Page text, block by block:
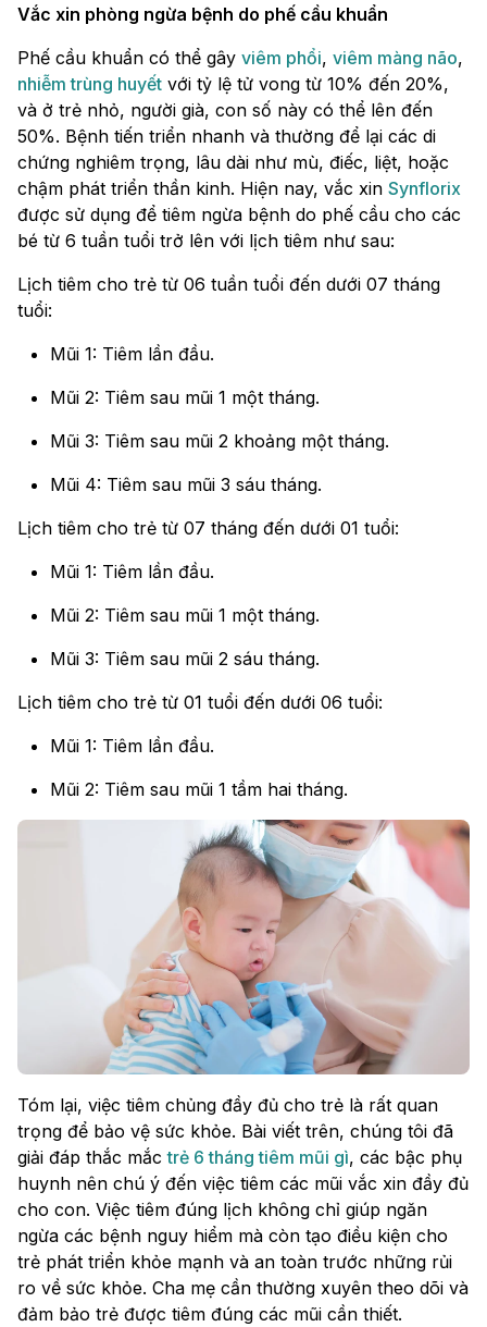
Vắc xin phòng ngừa bệnh do phế cầu khuẩn
Phế cầu khuẩn có thể gây viêm phổi, viêm màng não,
nhiễm trùng huyết với tỷ lệ tử vong từ 10% đến 20%,
và ở trẻ nhỏ, người già, con số này có thể lên đến
50%. Bệnh tiến triển nhanh và thường để lại các di
chứng nghiêm trọng, lâu dài như mù, điếc, liệt, hoặc
chậm phát triển thần kinh. Hiện nay, vắc xin Synflorix
được sử dụng để tiêm ngừa bệnh do phế cầu cho các
bé từ 6 tuần tuổi trở lên với lịch tiêm như sau:
Lịch tiêm cho trẻ từ 06 tuần tuổi đến dưới 07 tháng
tuổi:
Mũi 1: Tiêm lần đầu.
Mũi 2: Tiêm sau mũi 1 một tháng.
Mũi 3: Tiêm sau mũi 2 khoảng một tháng.
Mũi 4: Tiêm sau mũi 3 sáu tháng.
Lịch tiêm cho trẻ từ 07 tháng đến dưới 01 tuổi:
Mũi 1: Tiêm lần đầu.
Mũi 2: Tiêm sau mũi 1 một tháng.
Mũi 3: Tiêm sau mũi 2 sáu tháng.
Lịch tiêm cho trẻ từ 01 tuổi đến dưới 06 tuổi:
Mũi 1: Tiêm lần đầu.
Mũi 2: Tiêm sau mũi 1 tầm hai tháng.
Tóm lại, việc tiêm chủng đầy đủ cho trẻ là rất quan
trọng để bảo vệ sức khỏe. Bài viết trên, chúng tôi đã
giải đáp thắc mắctrẻ 6 tháng tiêm mũi gì, các bậc phụ
huynh nên chú ý đến việc tiêm các mũi vắc xin đầy đủ
cho con. Việc tiêm đúng lịch không chỉ giúp ngăn
ngừa các bệnh nguy hiểm mà còn tạo điều kiện cho
trẻ phát triển khỏe mạnh và an toàn trước những rủi
ro về sức khỏe. Cha mẹ cần thường xuyên theo dõi và
đảm bảo trẻ được tiêm đúng các mũi cần thiết.